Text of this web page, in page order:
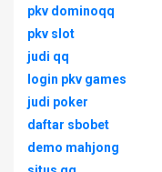
pkv dominoqq
pkv slot
judi qq
login pkv games
judi poker
daftar sbobet
demo mahjong